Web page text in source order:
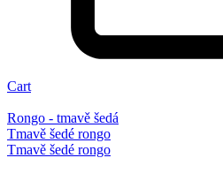
Cart
Rongo - tmavě šedá
Tmavě šedé rongo
Tmavě šedé rongo